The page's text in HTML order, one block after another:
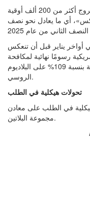
وبحسب التقرير، أدى غياب الرسوم إلى خروج أكثر من 200 ألف أوقية
أي ما يعادل نحو نصف
أواخر يناير قبل أن تنعكس
رسومًا نهائية لمكافحة
الإغراق بنسبة 133% ورسومًا تعويضية بنسبة 109% على البلاديوم
الروسي.
تحولات هيكلية في الطلب
في الطلب على معادن
مجموعة البلاتين.